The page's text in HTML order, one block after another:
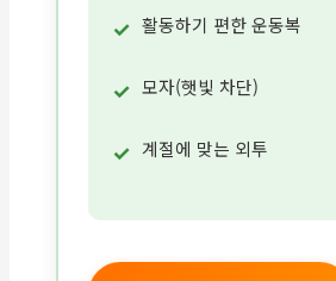
활동하기 편한 운동복
모자(햇빛 차단)
계절에 맞는 외투